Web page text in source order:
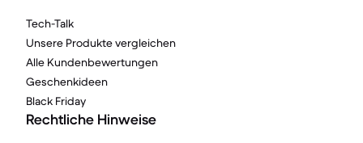
Tech-Talk
Unsere Produkte vergleichen
Alle Kundenbewertungen
Geschenkideen
Black Friday
Rechtliche Hinweise